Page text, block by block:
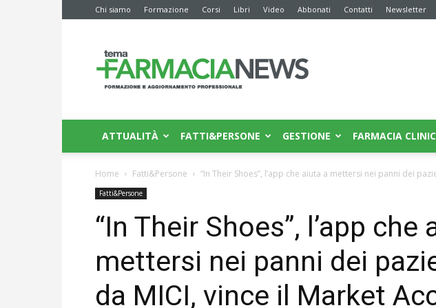
Chi siamo Formazione Corsi Libri Video Abbonati Contatti Newsletter
News
ATTUALITÀ FATTI&PERSONE GESTIONE FARMACIA
Home Fatti&Persone “In Their Shoes”, l’app che aiuta a mettersi nei panni dei
Fatti&Persone
“In Their Shoes”, l’app che
mettersi nei panni dei
da MICI, vince il Market